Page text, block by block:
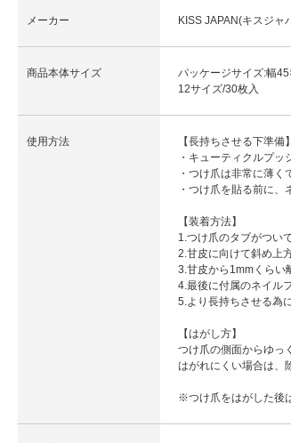
メーカー KISS JAPAN(キスジャ
商品本体サイズ
パッケージサイズ:幅
12サイズ/30枚入
使用方法
【長持ちさせる下準備】
・キューティクルプッ
・つけ爪は非常に薄く
・つけ爪を貼る前に
【装着方法】
1.つけ爪のタブがつい
2.甘皮に向けて斜め上
3.甘皮から1mmくらい
4.最後に付属のネイル
5.より長持ちさせる為
【はがし方】
つけ爪の側面からゆっ
はがれにくい場合は、
※つけ爪をはがした後